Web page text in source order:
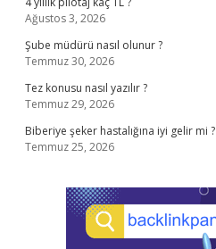
Ağustos 3, 2026
Şube müdürü nasıl olunur ?
Temmuz 30, 2026
Tez konusu nasıl yazılır ?
Temmuz 29, 2026
Biberiye şeker hastalığına iyi gelir mi ?
Temmuz 25, 2026